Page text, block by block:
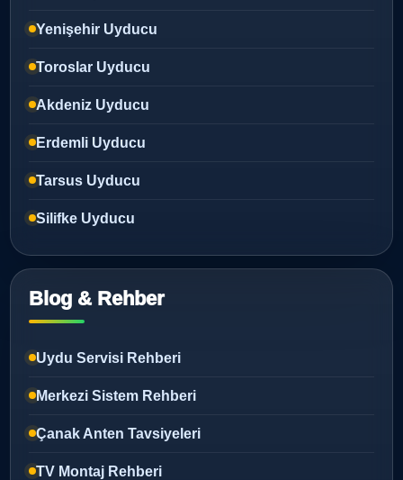
Yenişehir Uyducu
Toroslar Uyducu
Akdeniz Uyducu
Erdemli Uyducu
Tarsus Uyducu
Silifke Uyducu
Blog & Rehber
Uydu Servisi Rehberi
Merkezi Sistem Rehberi
Çanak Anten Tavsiyeleri
TV Montaj Rehberi